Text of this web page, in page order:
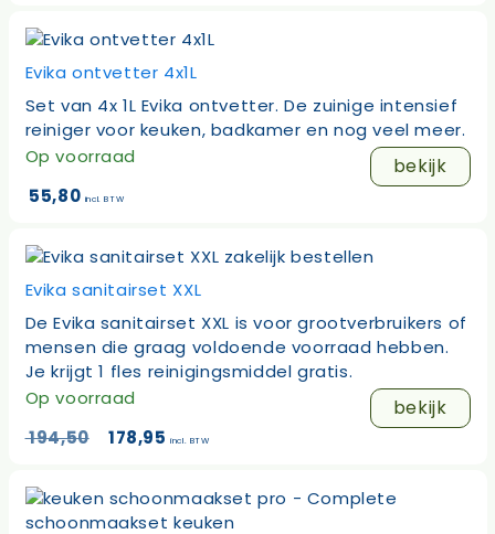
37,50.34,90.
Evika ontvetter 4x1L
Set van 4x 1L Evika ontvetter. De zuinige intensief
reiniger voor keuken, badkamer en nog veel meer.
Op voorraad
bekijk
55,80 incl. BTW
Evika sanitairset XXL
De Evika sanitairset XXL is voor grootverbruikers of
mensen die graag voldoende voorraad hebben.
Je krijgt 1 fles reinigingsmiddel gratis.
Op voorraad
bekijk
194,50
Oorspronkelijke
194,50.
178,95 Huidige
178,95.
incl. BTW